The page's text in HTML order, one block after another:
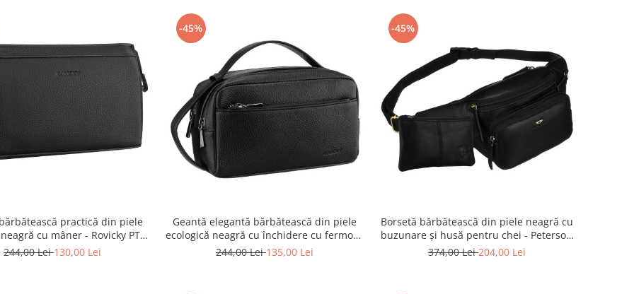
practică din piele
cu mâner - Rovicky PTR-
R-SDR-02-1648 BLACK
244,00 Lei130,00 Lei
-45%
Geantă elegantă bărbătească din piele
ecologică neagră cu închidere cu fermoar
- Rovicky PTR-R-SDR-06-1709 BLACK
244,00 Lei135,00 Lei
-45%
Borsetă bărbătească din piele neagră cu
buzunare și husă pentru chei - Peterson
PTR-PTN BP001E-OPU-6910
374,00 Lei204,00 Lei